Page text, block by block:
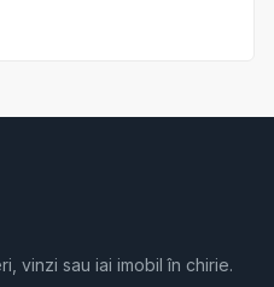
vinzi sau iai imobil în chirie.